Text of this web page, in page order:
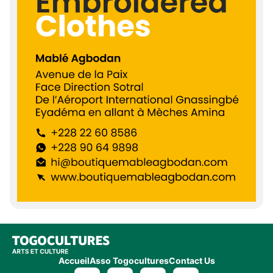
AccueilAsso TogoculturesContact Us